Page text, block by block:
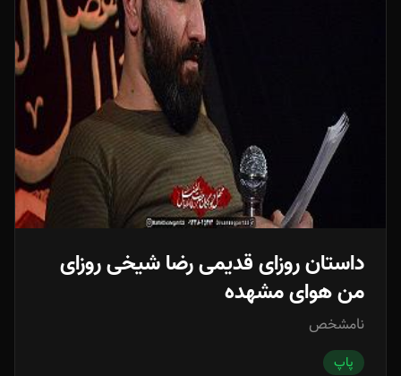
داستان روزای قدیمی رضا شیخی روزای
من هوای مشهده
نامشخص
پاپ